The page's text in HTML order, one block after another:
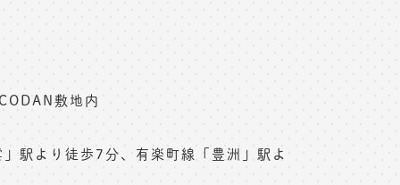
敷地内
駅より徒歩7分、有楽町線「豊洲」駅よ